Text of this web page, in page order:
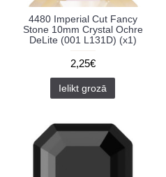
4480 Imperial Cut Fancy
Stone 10mm Crystal Ochre
DeLite (001 L131D) (x1)
2,25€
Ielikt grozā